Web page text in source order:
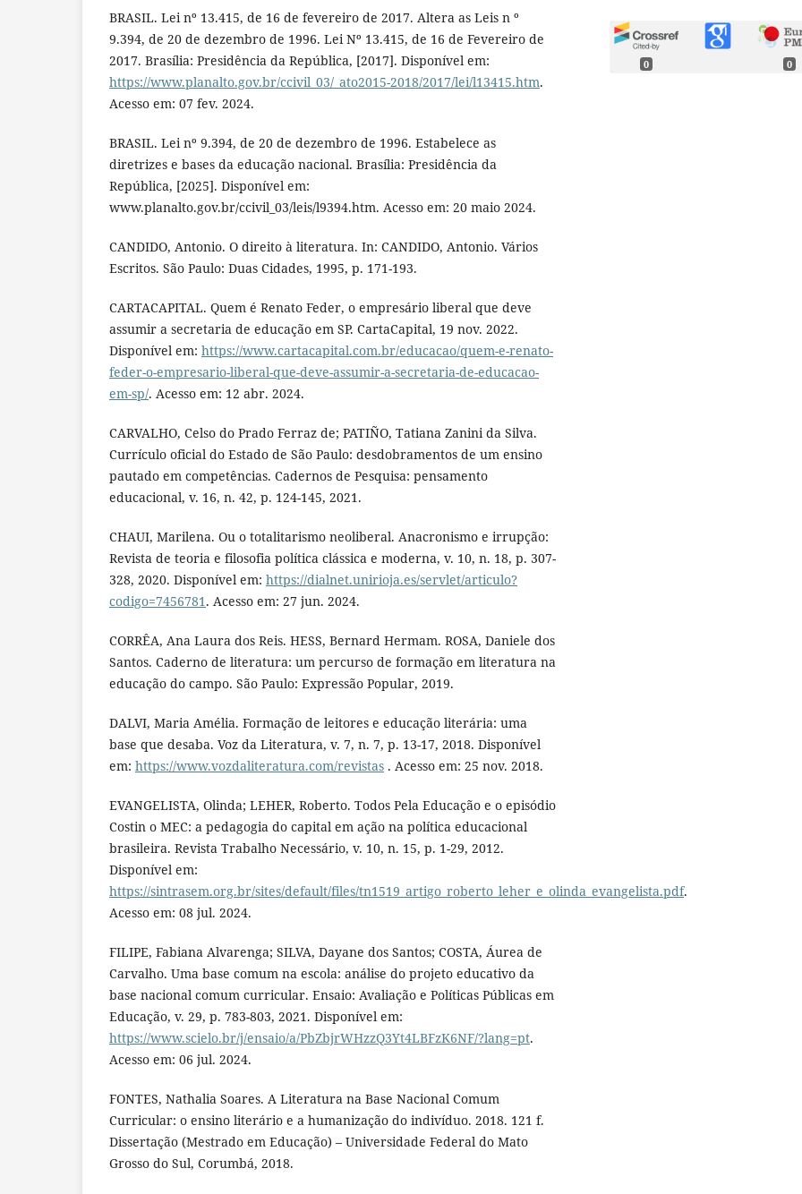
BRASIL. Lei nº 13.415, de 16 de fevereiro de 2017. Altera as Leis n º
9.394, de 20 de dezembro de 1996. Lei Nº 13.415, de 16 de Fevereiro de
2017. Brasília: Presidência da República, [2017]. Disponível em:
https://www.planalto.gov.br/ccivil_03/_ato2015-2018/2017/lei/l13415.htm.
Acesso em: 07 fev. 2024.
BRASIL. Lei nº 9.394, de 20 de dezembro de 1996. Estabelece as
diretrizes e bases da educação nacional. Brasília: Presidência da
República, [2025]. Disponível em:
www.planalto.gov.br/ccivil_03/leis/l9394.htm. Acesso em: 20 maio 2024.
CANDIDO, Antonio. O direito à literatura. In: CANDIDO, Antonio. Vários
Escritos. São Paulo: Duas Cidades, 1995, p. 171-193.
CARTACAPITAL. Quem é Renato Feder, o empresário liberal que deve
assumir a secretaria de educação em SP. CartaCapital, 19 nov. 2022.
Disponível em: https://www.cartacapital.com.br/educacao/quem-e-renato-
feder-o-empresario-liberal-que-deve-assumir-a-secretaria-de-educacao-
em-sp/. Acesso em: 12 abr. 2024.
CARVALHO, Celso do Prado Ferraz de; PATIÑO, Tatiana Zanini da Silva.
Currículo oficial do Estado de São Paulo: desdobramentos de um ensino
pautado em competências. Cadernos de Pesquisa: pensamento
educacional, v. 16, n. 42, p. 124-145, 2021.
CHAUI, Marilena. Ou o totalitarismo neoliberal. Anacronismo e irrupção:
Revista de teoria e filosofia política clássica e moderna, v. 10, n. 18, p. 307-
328, 2020. Disponível em: https://dialnet.unirioja.es/servlet/articulo?
codigo=7456781 . Acesso em: 27 jun. 2024.
CORRÊA, Ana Laura dos Reis. HESS, Bernard Hermam. ROSA, Daniele dos
Santos. Caderno de literatura: um percurso de formação em literatura na
educação do campo. São Paulo: Expressão Popular, 2019.
DALVI, Maria Amélia. Formação de leitores e educação literária: uma
base que desaba. Voz da Literatura, v. 7, n. 7, p. 13-17, 2018. Disponível
em: https://www.vozdaliteratura.com/revistas . Acesso em: 25 nov. 2018.
EVANGELISTA, Olinda; LEHER, Roberto. Todos Pela Educação e o episódio
Costin o MEC: a pedagogia do capital em ação na política educacional
brasileira. Revista Trabalho Necessário, v. 10, n. 15, p. 1-29, 2012.
Disponível em:
https://sintrasem.org.br/sites/default/files/tn1519_artigo_roberto_leher_e_olinda_evangelista.pdf.
Acesso em: 08 jul. 2024.
FILIPE, Fabiana Alvarenga; SILVA, Dayane dos Santos; COSTA, Áurea de
Carvalho. Uma base comum na escola: análise do projeto educativo da
base nacional comum curricular. Ensaio: Avaliação e Políticas Públicas em
Educação, v. 29, p. 783-803, 2021. Disponível em:
https://www.scielo.br/j/ensaio/a/PbZbjrWHzzQ3Yt4LBFzK6NF/?lang=pt.
Acesso em: 06 jul. 2024.
FONTES, Nathalia Soares. A Literatura na Base Nacional Comum
Curricular: o ensino literário e a humanização do indivíduo. 2018. 121 f.
Dissertação (Mestrado em Educação) – Universidade Federal do Mato
Grosso do Sul, Corumbá, 2018.
0 0